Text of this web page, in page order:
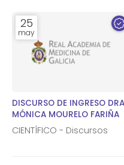
VEIGA
25
may
DISCURSO DE INGRESO
MÓNICA MOURELO FARIÑA
CIENTÍFICO - Discursos